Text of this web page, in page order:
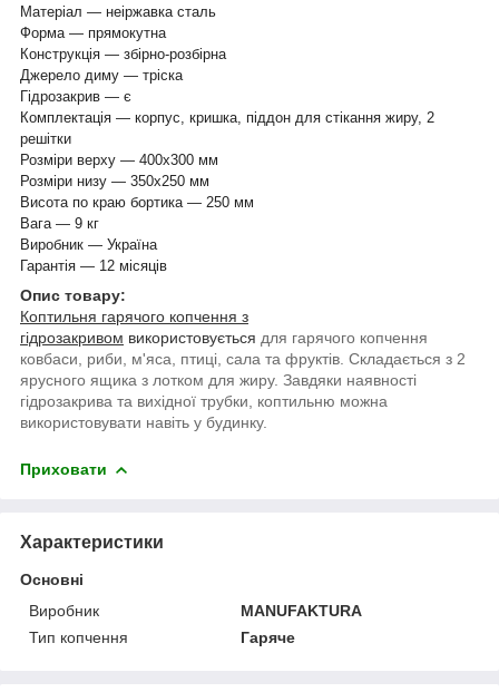
Матеріал — неіржавка сталь
Форма — прямокутна
Конструкція — збірно-розбірна
Джерело диму — тріска
Гідрозакрив — є
Комплектація — корпус, кришка, піддон для стікання жиру, 2
решітки
Розміри верху — 400х300 мм
Розміри низу — 350х250 мм
Висота по краю бортика — 250 мм
Вага — 9 кг
Виробник — Україна
Гарантія — 12 місяців
Опис товару:
Коптильня гарячого копчення з
гідрозакривом використовується для гарячого копчення
ковбаси, риби, м'яса, птиці, сала та фруктів. Складається з 2
ярусного ящика з лотком для жиру. Завдяки наявності
гідрозакрива та вихідної трубки, коптильню можна
використовувати навіть у будинку.
Приховати
Характеристики
Основні
Виробник
MANUFAKTURA
Тип копчення
Гаряче